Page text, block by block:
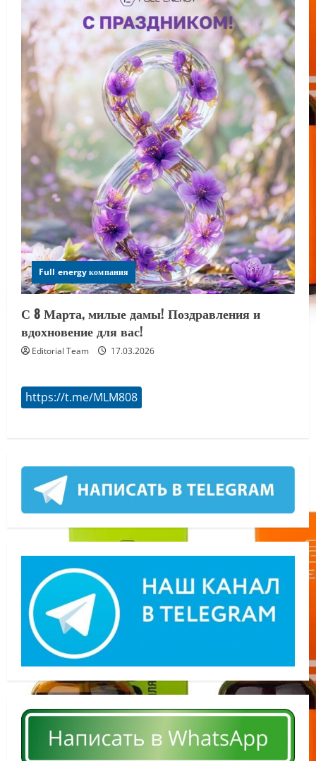
Full energy компания
С 8 Марта, милые дамы! Поздравления и
вдохновение для вас!
Editorial Team 17.03.2026
https://t.me/MLM808